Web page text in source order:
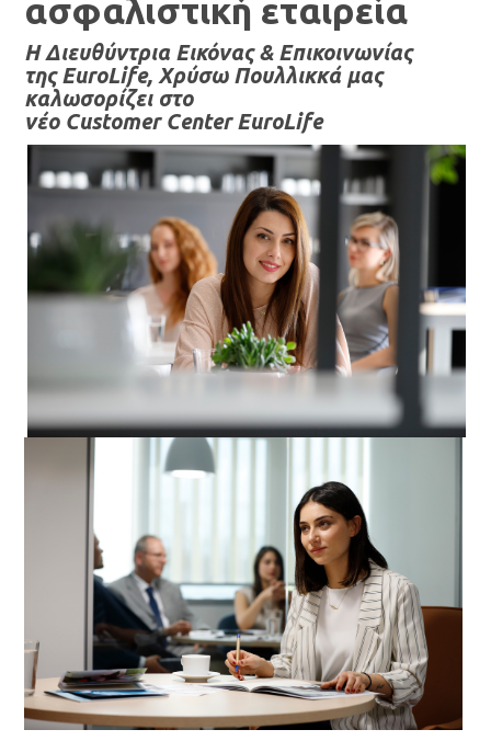
ασφαλιστική εταιρεία
HΔιευθύντρια Εικόνας & Επικοινωνίας
τηςEuroLife, Χρύσω Πουλλικκά μας
καλωσορίζει στο
νέο Customer CenterEuroLife